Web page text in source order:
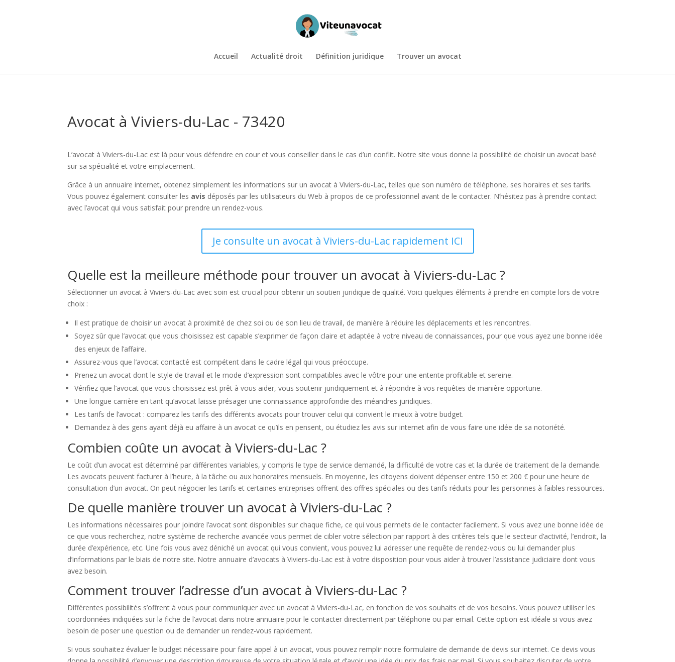
Accueil Actualité droit Définition juridique Trouver un avocat
Avocat à Viviers-du-Lac - 73420
L’avocat à Viviers-du-Lac est là pour vous défendre en cour et vous conseiller dans le cas d’un conflit. Notre site vous donne la possibilité de choisir un avocat basé
sur sa spécialité et votre emplacement.
Grâce à un annuaire internet, obtenez simplement les informations sur un avocat à Viviers-du-Lac, telles que son numéro de téléphone, ses horaires et ses tarifs.
Vous pouvez également consulter les avis déposés par les utilisateurs du Web à propos de ce professionnel avant de le contacter. N’hésitez pas à prendre contact
avec l’avocat qui vous satisfait pour prendre un rendez-vous.
Je consulte un avocat à Viviers-du-Lac rapidement ICI
Quelle est la meilleure méthode pour trouver un avocat à Viviers-du-Lac ?
Sélectionner un avocat à Viviers-du-Lac avec soin est crucial pour obtenir un soutien juridique de qualité. Voici quelques éléments à prendre en compte lors de votre
choix :
Il est pratique de choisir un avocat à proximité de chez soi ou de son lieu de travail, de manière à réduire les déplacements et les rencontres.
Soyez sûr que l’avocat que vous choisissez est capable s’exprimer de façon claire et adaptée à votre niveau de connaissances, pour que vous ayez une bonne idée
des enjeux de l’affaire.
Assurez-vous que l’avocat contacté est compétent dans le cadre légal qui vous préoccupe.
Prenez un avocat dont le style de travail et le mode d’expression sont compatibles avec le vôtre pour une entente profitable et sereine.
Vérifiez que l’avocat que vous choisissez est prêt à vous aider, vous soutenir juridiquement et à répondre à vos requêtes de manière opportune.
Une longue carrière en tant qu’avocat laisse présager une connaissance approfondie des méandres juridiques.
Les tarifs de l’avocat : comparez les tarifs des différents avocats pour trouver celui qui convient le mieux à votre budget.
Demandez à des gens ayant déjà eu affaire à un avocat ce qu’ils en pensent, ou étudiez les avis sur internet afin de vous faire une idée de sa notoriété.
Combien coûte un avocat à Viviers-du-Lac ?
Le coût d’un avocat est déterminé par différentes variables, y compris le type de service demandé, la difficulté de votre cas et la durée de traitement de la demande.
Les avocats peuvent facturer à l’heure, à la tâche ou aux honoraires mensuels. En moyenne, les citoyens doivent dépenser entre 150 et 200 € pour une heure de
consultation d’un avocat. On peut négocier les tarifs et certaines entreprises offrent des offres spéciales ou des tarifs réduits pour les personnes à faibles ressources.
De quelle manière trouver un avocat à Viviers-du-Lac ?
Les informations nécessaires pour joindre l’avocat sont disponibles sur chaque fiche, ce qui vous permets de le contacter facilement. Si vous avez une bonne idée de
ce que vous recherchez, notre système de recherche avancée vous permet de cibler votre sélection par rapport à des critères tels que le secteur d’activité, l’endroit, la
durée d’expérience, etc. Une fois vous avez déniché un avocat qui vous convient, vous pouvez lui adresser une requête de rendez-vous ou lui demander plus
d’informations par le biais de notre site. Notre annuaire d’avocats à Viviers-du-Lac est à votre disposition pour vous aider à trouver l’assistance judiciaire dont vous
avez besoin.
Comment trouver l’adresse d’un avocat à Viviers-du-Lac ?
Différentes possibilités s’offrent à vous pour communiquer avec un avocat à Viviers-du-Lac, en fonction de vos souhaits et de vos besoins. Vous pouvez utiliser les
coordonnées indiquées sur la fiche de l’avocat dans notre annuaire pour le contacter directement par téléphone ou par email. Cette option est idéale si vous avez
besoin de poser une question ou de demander un rendez-vous rapidement.
Si vous souhaitez évaluer le budget nécessaire pour faire appel à un avocat, vous pouvez remplir notre formulaire de demande de devis sur internet. Ce devis vous